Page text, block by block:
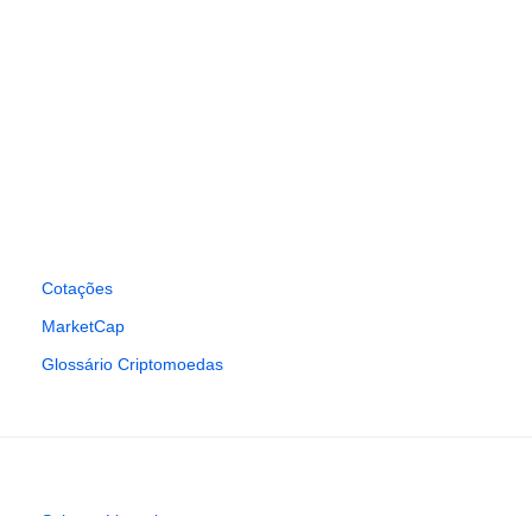
Cotações
MarketCap
Glossário Criptomoedas